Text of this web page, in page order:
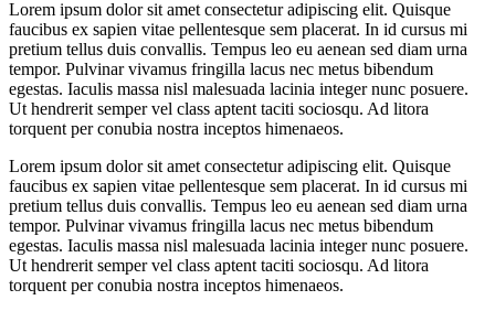
Lorem ipsum dolor sit amet consectetur adipiscing elit. Quisque
faucibus ex sapien vitae pellentesque sem placerat. In id cursus mi
pretium tellus duis convallis. Tempus leo eu aenean sed diam urna
tempor. Pulvinar vivamus fringilla lacus nec metus bibendum
egestas. Iaculis massa nisl malesuada lacinia integer nunc posuere.
Ut hendrerit semper vel class aptent taciti sociosqu. Ad litora
torquent per conubia nostra inceptos himenaeos.
Lorem ipsum dolor sit amet consectetur adipiscing elit. Quisque
faucibus ex sapien vitae pellentesque sem placerat. In id cursus mi
pretium tellus duis convallis. Tempus leo eu aenean sed diam urna
tempor. Pulvinar vivamus fringilla lacus nec metus bibendum
egestas. Iaculis massa nisl malesuada lacinia integer nunc posuere.
Ut hendrerit semper vel class aptent taciti sociosqu. Ad litora
torquent per conubia nostra inceptos himenaeos.